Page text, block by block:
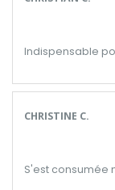
Indispensable
CHRISTINE C.
S'est consumée